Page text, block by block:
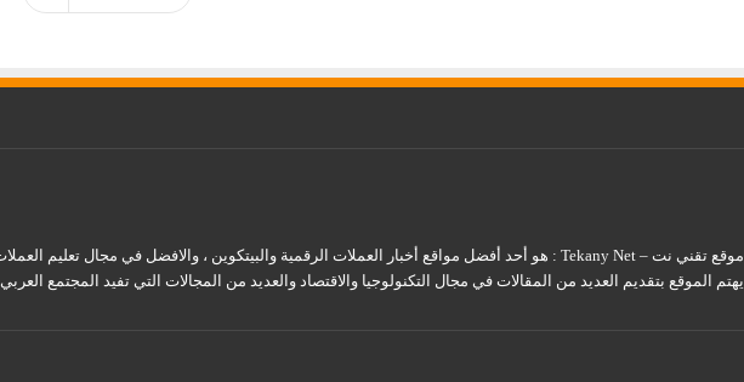
يهتم الموقع بتقديم العديد من المقالات في مجال التكنولوجيا والاقتصاد والعديد من المجالات التي تفيد المجتمع العربي.